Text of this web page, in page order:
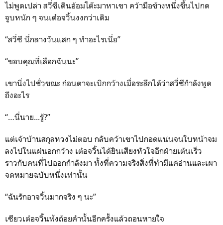
ไม่พูดเปล่า สวี่ซีเดินอ้อมโต๊ะมาหาเขา คว้ามือข้างหนึ่งขึ้นไปกด
จูบหนัก ๆ จนเต๋อจวิ้นงงกว่าเดิม
“สวี่ซี นี่กลางวันแสก ๆ ทำอะไรเนี่ย”
“ขอบคุณที่เลือกฉันนะ”
เขานิ่งไปชั่วขณะ ก่อนตาจะเบิกกว้างเมื่อระลึกได้ว่าสวี่ซีกำลังพูด
ถึงอะไร
“…นี่นาย...รู้?”
แต่เจ้าบ้านสกุลหวงไม่ตอบ กลับคว้าเขาไปกอดแน่นจนใบหน้าจม
ลงไปในแผ่นอกกว้าง เต๋อจวิ้นได้ยินเสียงหัวใจอีกฝ่ายเต้นเร็ว
ราวกับคนที่ไปออกกำลังมา ทั้งที่ความจริงสิ่งที่ทำมีแค่อ่านและเผา
จดหมายฉบับหนึ่งเท่านั้น
“ฉันรักอาจวิ้นมากจริง ๆ นะ”
เซียวเต๋อจวิ้นฟังถ้อยคำนั้นอีกครั้งแล้วถอนหายใจ